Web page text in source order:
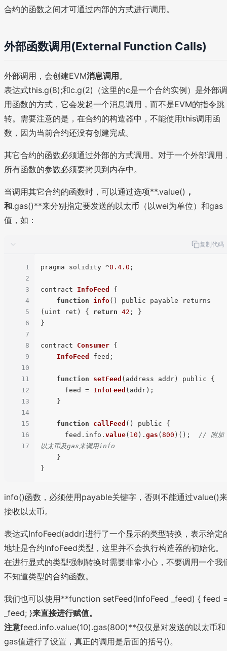
合约的函数之间才可通过内部的方式进行调用。
外部函数调用(External Function Calls)
外部调用，会创建EVM消息调用。
表达式this.g(8);和c.g(2)（这里的c是一个合约实例）是外部调
用函数的方式，它会发起一个消息调用，而不是EVM的指令跳
转。需要注意的是，在合约的构造器中，不能使用this调用函
数，因为当前合约还没有创建完成。
其它合约的函数必须通过外部的方式调用。对于一个外部调用
所有函数的参数必须要拷贝到内存中。
当调用其它合约的函数时，可以通过选项**.value() ，
和.gas()**来分别指定要发送的以太币（以wei为单位）和gas
值，如：
复制代码
1
2
3
4
5
6
7
8
9
10
11
12
13
14
15
16
17
pragma solidity ^0.4 .0 ;
contract InfoFeed
{
function
info( ) public payable returns
(uint ret) { return 42 ; }
}
contract Consumer {
InfoFeed
feed;
function setFeed ( address addr ) public {
      feed =
InfoFeed (addr);
function callFeed ( ) public {
      feed.
info . value( 10 ). gas ( 800 )(); // 附加
以太币及gas来调用info
info()函数，必须使用payable关键字，否则不能通过value()来
接收以太币。
表达式InfoFeed(addr)进行了一个显示的类型转换，表示给定
地址是合约InfoFeed类型，这里并不会执行构造器的初始化。
在进行显式的类型强制转换时需要非常小心，不要调用一个我
不知道类型的合约函数。
我们也可以使用**function setFeed(InfoFeed _feed) { feed
_feed; }来直接进行赋值。
注意feed.info.value(10).gas(800)**仅仅是对发送的以太币和
gas值进行了设置，真正的调用是后面的括号()。